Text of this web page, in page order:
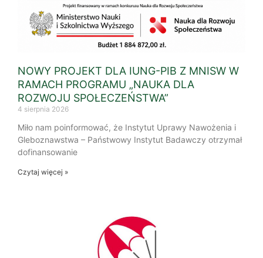
NOWY PROJEKT DLA IUNG-PIB Z MNISW W
RAMACH PROGRAMU „NAUKA DLA
ROZWOJU SPOŁECZEŃSTWA”
4 sierpnia 2026
Miło nam poinformować, że Instytut Uprawy Nawożenia i
Gleboznawstwa – Państwowy Instytut Badawczy otrzymał
dofinansowanie
Czytaj więcej »